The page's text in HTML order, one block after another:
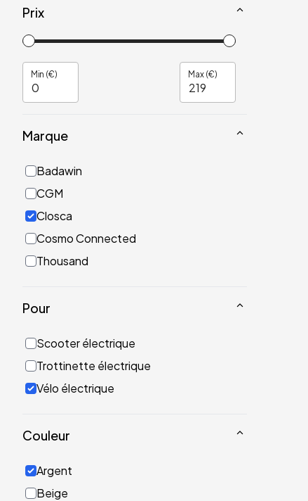
Prix
Min (€) Max (€)
Marque
Badawin
CGM
Closca
Cosmo Connected
Thousand
Pour
Scooter électrique
Trottinette électrique
Vélo électrique
Couleur
Argent
Beige